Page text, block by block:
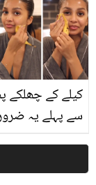
بتائے راز
کیلے کے چھلکے
سے پہلے یہ
سستا اور